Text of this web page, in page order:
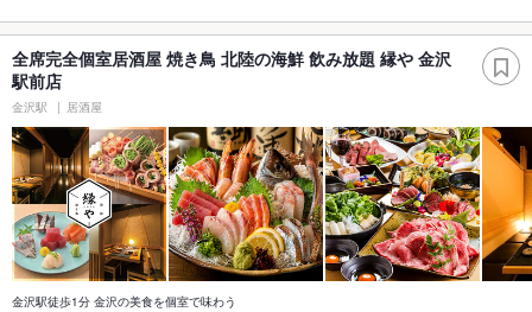
全席完全個室居酒屋 焼き鳥 北陸の海鮮 飲み放題 縁や 金沢
駅前店
金沢駅 居酒屋
金沢駅徒歩1分 金沢の美食を個室で味わう